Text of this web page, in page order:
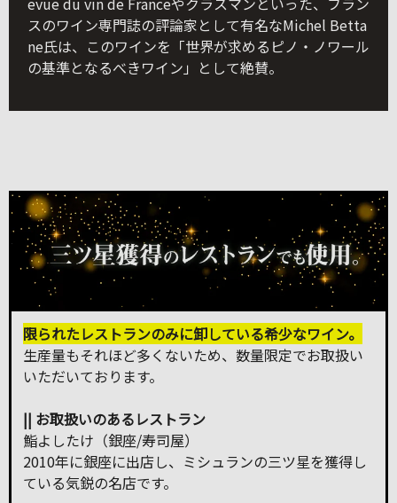
スのワイン専門誌の評論家として有名なMichel Betta
ne氏は、このワインを「世界が求めるピノ・ノワール
の基準となるべきワイン」として絶賛。
限られたレストランのみに卸している希少なワイン。
生産量もそれほど多くないため、数量限定でお取扱い
いただいております。
|| お取扱いのあるレストラン
鮨よしたけ（銀座/寿司屋）
2010年に銀座に出店し、ミシュランの三ツ星を獲得し
ている気鋭の名店です。